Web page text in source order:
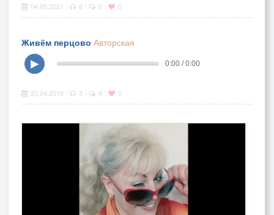
04.05.2021 6 0 0
Живём перцово Авторская
▶
0:00 / 0:00
23.04.2018 5 9 0